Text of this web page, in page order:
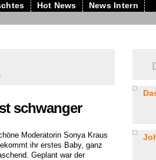
Hot News News Intern
schwanger
Moderatorin Sonya Kraus
ihr erstes Baby, ganz
Geplant war der